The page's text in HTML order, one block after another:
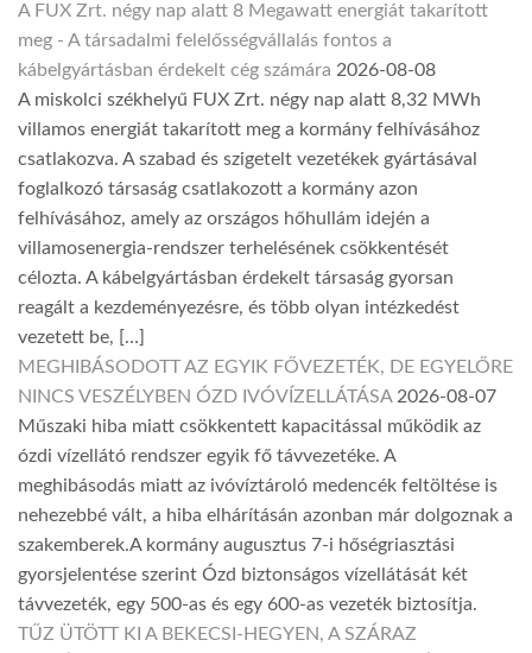
A FUX Zrt. négy nap alatt 8 Megawatt energiát takarított
meg - A társadalmi felelősségvállalás fontos a
kábelgyártásban érdekelt cég számára 2026-08-08
A miskolci székhelyű FUX Zrt. négy nap alatt 8,32 MWh
villamos energiát takarított meg a kormány felhívásához
csatlakozva. A szabad és szigetelt vezetékek gyártásával
foglalkozó társaság csatlakozott a kormány azon
felhívásához, amely az országos hőhullám idején a
villamosenergia-rendszer terhelésének csökkentését
célozta. A kábelgyártásban érdekelt társaság gyorsan
reagált a kezdeményezésre, és több olyan intézkedést
vezetett be, […]
MEGHIBÁSODOTT AZ EGYIK FŐVEZETÉK, DE EGYELŐRE
NINCS VESZÉLYBEN ÓZD IVÓVÍZELLÁTÁSA 2026-08-07
Műszaki hiba miatt csökkentett kapacitással működik az
ózdi vízellátó rendszer egyik fő távvezetéke. A
meghibásodás miatt az ivóvíztároló medencék feltöltése is
nehezebbé vált, a hiba elhárításán azonban már dolgoznak a
szakemberek.A kormány augusztus 7-i hőségriasztási
gyorsjelentése szerint Ózd biztonságos vízellátását két
távvezeték, egy 500-as és egy 600-as vezeték biztosítja.
TŰZ ÜTÖTT KI A BEKECSI-HEGYEN, A SZÁRAZ